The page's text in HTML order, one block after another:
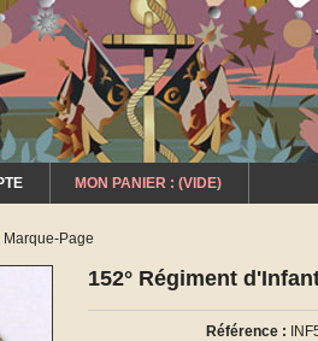
MON PANIER : (VIDE)
Marque-Page
152° Régiment
Référence :